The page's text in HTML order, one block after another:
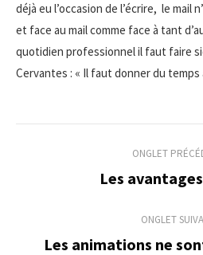
déjà eu l’occasion de l’écrire, le mail
et face au mail comme face à tant
quotidien professionnel il faut faire
Cervantes : « Il faut donner du temps
commentaire
ONGLET
Les
ONGLET
Les animations ne